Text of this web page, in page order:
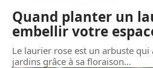
Quand planter un
embellir votre
Le laurier rose est un arbuste qui
jardins grâce à sa floraison…